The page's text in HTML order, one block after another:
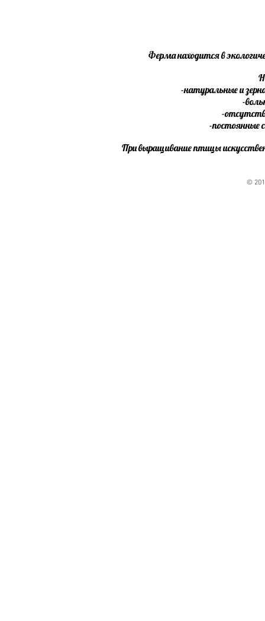
Ферма находится в
-натуральные и
-
-
-постоянные
При выращивание птицы
©